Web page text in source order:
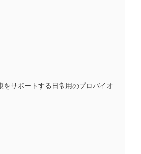
をサポートする日常用のプロバイオ